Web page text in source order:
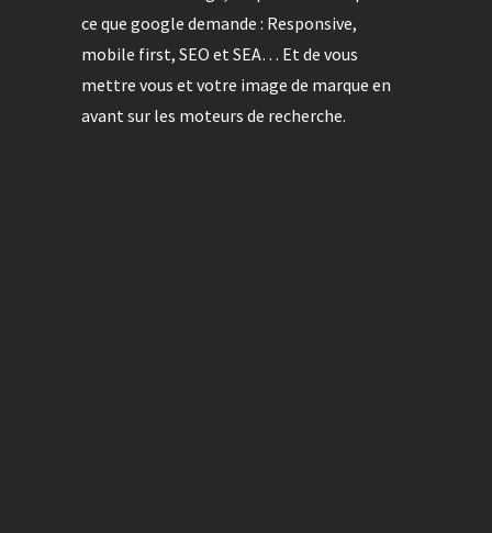
ce que google demande : Responsive,
mobile first, SEO et SEA… Et de vous
mettre vous et votre image de marque en
avant sur les moteurs de recherche.